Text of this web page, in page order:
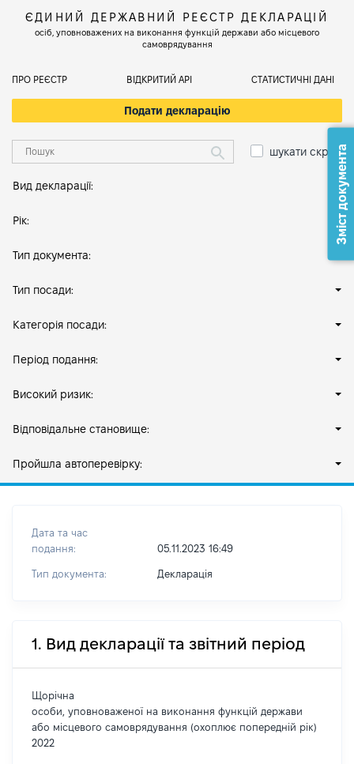
ЄДИНИЙ ДЕРЖАВНИЙ РЕЄСТР ДЕКЛАРАЦІЙ
осіб, уповноважених на виконання функцій держави або місцевого
самоврядування
ПРО РЕЄСТР ВІДКРИТИЙ АРІ СТАТИСТИЧНІ ДАНІ
Подати декларацію
шукати скрізь
Вид декларації:
Рік:
Тип документа:
Тип посади:
Категорія посади:
Період подання:
Високий ризик:
Відповідальне становище:
Пройшла автоперевірку:
Дата та час
подання:
05.11.2023 16:49
Тип документа: Декларація
1. Вид декларації та звітний період
Щорічна
особи, уповноваженої на виконання функцій держави
або місцевого самоврядування (охоплює попередній рік)
2022
Зміст документа